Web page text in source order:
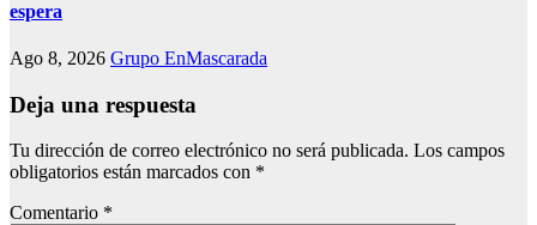
espera
Ago 8, 2026 Grupo EnMascarada
Deja una respuesta
Tu dirección de correo electrónico no será publicada. Los campos
obligatorios están marcados con *
Comentario *